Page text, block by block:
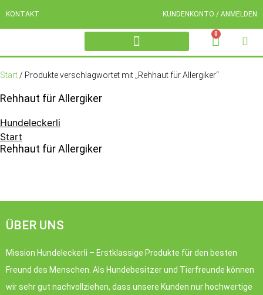
KONTAKT KUNDENKONTO / ANMELDEN
0
Start / Produkte verschlagwortet mit „Rehhaut für Allergiker“
Rehhaut für Allergiker
Hundeleckerli
Start
Rehhaut für Allergiker
ÜBER UNS
Mission Hundeleckerli – Erstklassige Produkte für den besten
Freund des Menschen. Als Hundebesitzer und Tierfreunde können
wir sehr gut nachvollziehen, dass unsere Kunden nur hochwertige